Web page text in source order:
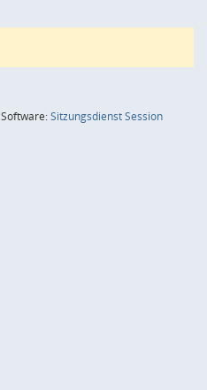
Software:SitzungsdienstSession(Wird in